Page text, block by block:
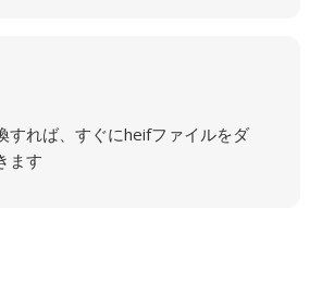
すれば、すぐにheifファイルをダ
ます